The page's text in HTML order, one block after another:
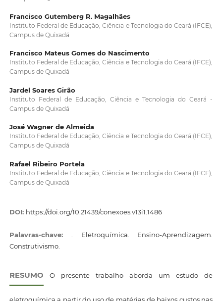
Francisco Gutemberg R. Magalhães
Instituto Federal de Educação, Ciência e Tecnologia do Ceará (IFCE),
Campus de Quixadá
Francisco Mateus Gomes do Nascimento
Instituto Federal de Educação, Ciência e Tecnologia do Ceará (IFCE),
Campus de Quixadá
Jardel Soares Girão
Instituto Federal de Educação, Ciência e Tecnologia do Ceará -
Campus de Quixadá
José Wagner de Almeida
Instituto Federal de Educação, Ciência e Tecnologia do Ceará (IFCE),
Campus de Quixadá
Rafael Ribeiro Portela
Instituto Federal de Educação, Ciência e Tecnologia do Ceará (IFCE),
Campus de Quixadá
DOI: https://doi.org/10.21439/conexoes.v13i1.1486
Palavras-chave:
. Eletroquímica. Ensino-Aprendizagem.
Construtivismo.
RESUMO O presente trabalho aborda um estudo de